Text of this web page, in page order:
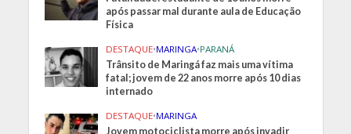
após passar mal durante aula de Educação
Física
DESTAQUE•MARINGA•PARANÁ
Trânsito de Maringá faz mais uma vítima
fatal; jovem de 22 anos morre após 10 dias
internado
DESTAQUE•MARINGA
Jovem motociclista morre após invadir